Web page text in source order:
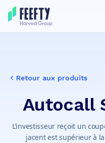
Retour aux produits
Autocall
L’investisseur reçoit un
jacent est supérieur à